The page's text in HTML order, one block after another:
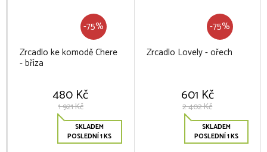
-75%
Zrcadlo ke komodě Chere
- bříza
480 Kč
1 921 Kč
SKLADEM
POSLEDNÍ 1 KS
-75%
Zrcadlo Lovely - ořech
601 Kč
2 402 Kč
SKLADEM
POSLEDNÍ 1 KS